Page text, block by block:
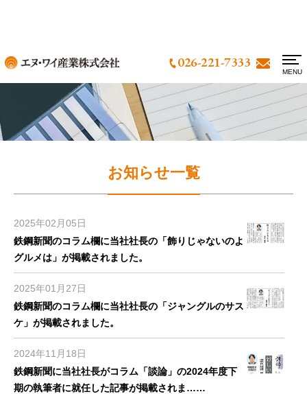
MENU
026-221-7333
お知らせ一覧
2025年02月05日
鉄鋼新聞のコラム欄に当社社長の「飾りじゃないのよ
グルメは」が掲載されました。
2025年01月27日
鉄鋼新聞のコラム欄に当社社長の「ジャングルのサス
ケ」が掲載されました。
2024年11月18日
鉄鋼新聞に当社社長がコラム「談論」の2024年度下
期の執筆者に就任した記事が掲載されま……
お問い合わせ
新着情報 アクセス
設備情報
会社概要
よくあるご質問
採用情報
お問い合わせ